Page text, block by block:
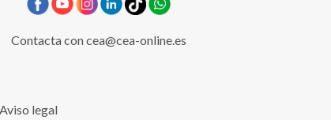
Contacta concea@cea-online.es
Aviso legal